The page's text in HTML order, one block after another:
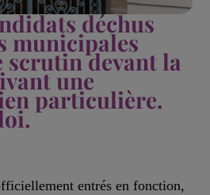
déchus
municipales
scrutin devant la
une
particulière.
entrés en fonction,